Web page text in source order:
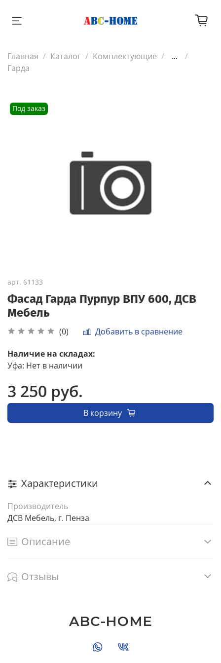
Главная Каталог Комплектующие
...
Гарда
Под заказ
арт. 61133
Фасад Гарда Пурпур ВПУ 600, ДСВ
Мебель
(0) Добавить в сравнение
Наличие на складах:
Уфа: Нет в наличии
3 250 руб.
В корзину
Характеристики
Производитель
ДСВ Мебель, г. Пенза
Описание
Отзывы
ABC-HOME